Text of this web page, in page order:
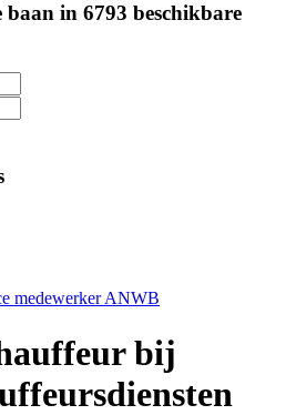
in 6793 beschikbare
medewerker ANWB
bij